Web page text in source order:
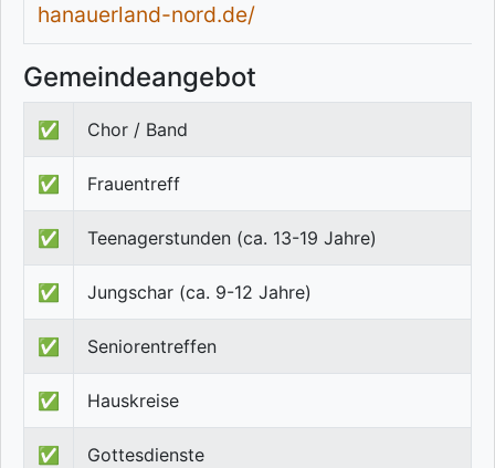
hanauerland-nord.de/
Gemeindeangebot
✅ Chor / Band
✅ Frauentreff
✅ Teenagerstunden (ca. 13-19 Jahre)
✅ Jungschar (ca. 9-12 Jahre)
✅ Seniorentreffen
✅ Hauskreise
✅ Gottesdienste